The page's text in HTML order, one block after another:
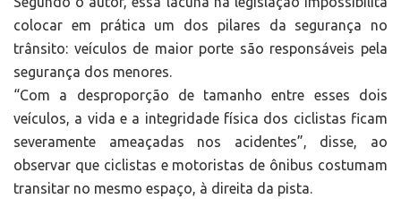
colocar em prática um dos pilares da segurança no
trânsito: veículos de maior porte são responsáveis pela
segurança dos menores.
“Com a desproporção de tamanho entre esses dois
veículos, a vida e a integridade física dos ciclistas ficam
severamente ameaçadas nos acidentes”, disse, ao
observar que ciclistas e motoristas de ônibus costumam
transitar no mesmo espaço, à direita da pista.